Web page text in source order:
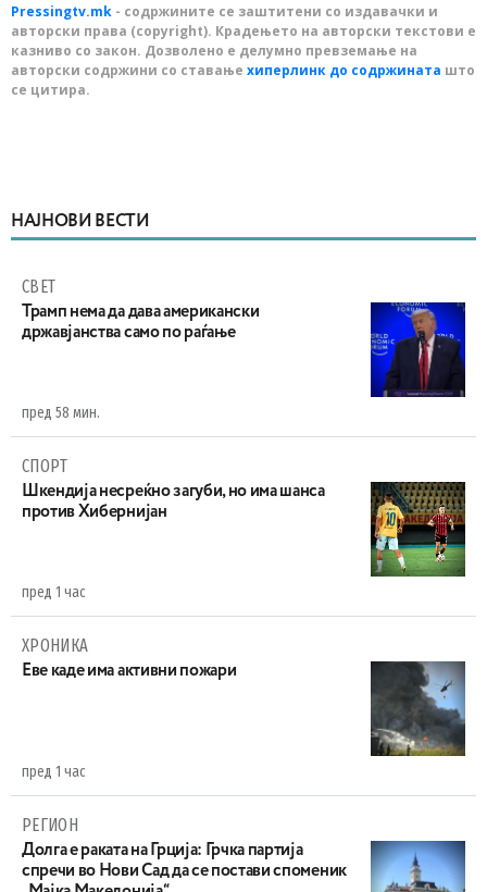
Pressingtv.mk - содржините се заштитени со издавачки и
авторски права (copyright). Крадењето на авторски текстови е
казниво со закон. Дозволено е делумно превземање на
авторски содржини со ставање хиперлинк до содржината што
се цитира.
НАЈНОВИ ВЕСТИ
СВЕТ
Трамп нема да дава американски
државјанства само по раѓање
пред 58 мин.
СПОРТ
Шкендија несреќно загуби, но има шанса
против Хибернијан
пред 1 час
ХРОНИКА
Eве каде има активни пожари
пред 1 час
РЕГИОН
Долга е раката на Грција: Грчка партија
спречи во Нови Сад да се постави споменик